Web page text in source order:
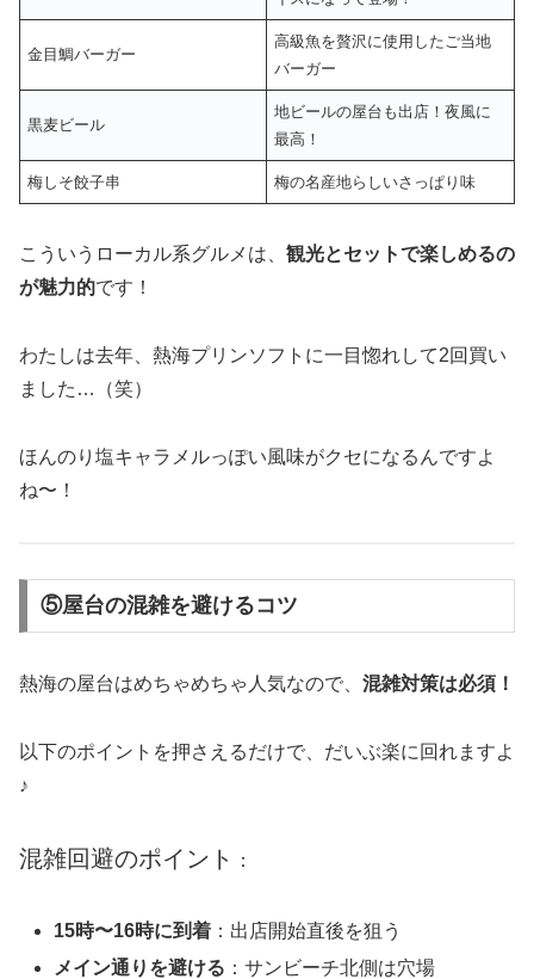
金目鯛バーガー
高級魚を贅沢に使用したご当地
バーガー
黒麦ビール
地ビールの屋台も出店！夜風に
最高！
梅しそ餃子串 梅の名産地らしいさっぱり味
こういうローカル系グルメは、 観光とセットで楽しめるの
が魅力的です！
わたしは去年、熱海プリンソフトに一目惚れして2回買い
ました…（笑）
ほんのり塩キャラメルっぽい風味がクセになるんですよ
ね〜！
⑤屋台の混雑を避けるコツ
熱海の屋台はめちゃめちゃ人気なので、 混雑対策は必須！
以下のポイントを押さえるだけで、だいぶ楽に回れますよ
♪
混雑回避のポイント ：
15時〜16時に到着 ：出店開始直後を狙う
メイン通りを避ける ：サンビーチ北側は穴場